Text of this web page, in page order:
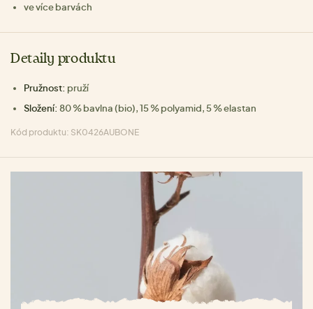
ve více barvách
Detaily produktu
Pružnost: pruží
Složení: 80 % bavlna (bio), 15 % polyamid, 5 % elastan
Kód produktu: SK0426AUBONE